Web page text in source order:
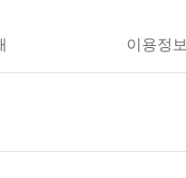
이용정보